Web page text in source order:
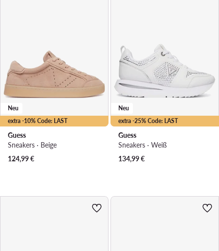
extra -10% Code: LAST
Neu
Guess
Sneakers · Beige
124,99€
extra -25% Code: LAST
Neu
Guess
Sneakers · Weiß
134,99€